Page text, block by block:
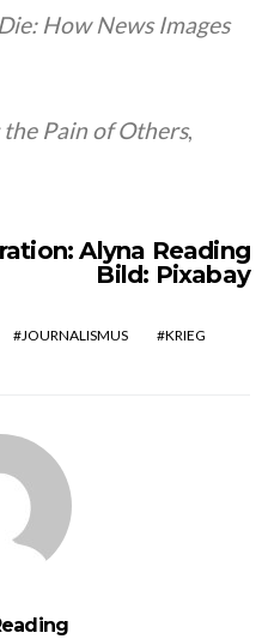
How News Images
Pain of Others,
Alyna Reading
Bild: Pixabay
JOURNALISMUS KRIEG